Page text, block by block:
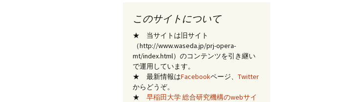
このサイトについて
★ 当サイトは旧サイト
（http://www.waseda.jp/prj-opera-
mt/index.html）のコンテンツを引き継い
で運用しています。
★ 最新情報はFacebookページ、 Twitter
からどうぞ。
★ 早稲田大学 総合研究機構のwebサイ